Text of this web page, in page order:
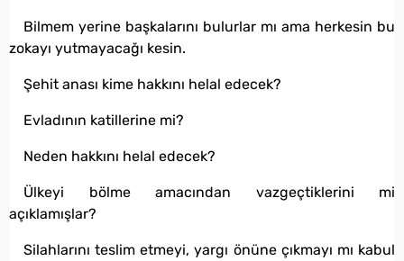
Bilmem yerine başkalarını bulurlar mı ama herkesin bu
zokayı yutmayacağı kesin.
Şehit anası kime hakkını helal edecek?
Evladının katillerine mi?
Neden hakkını helal edecek?
Ülkeyi bölme amacından vazgeçtiklerini mi
açıklamışlar?
Silahlarını teslim etmeyi, yargı önüne çıkmayı mı kabul